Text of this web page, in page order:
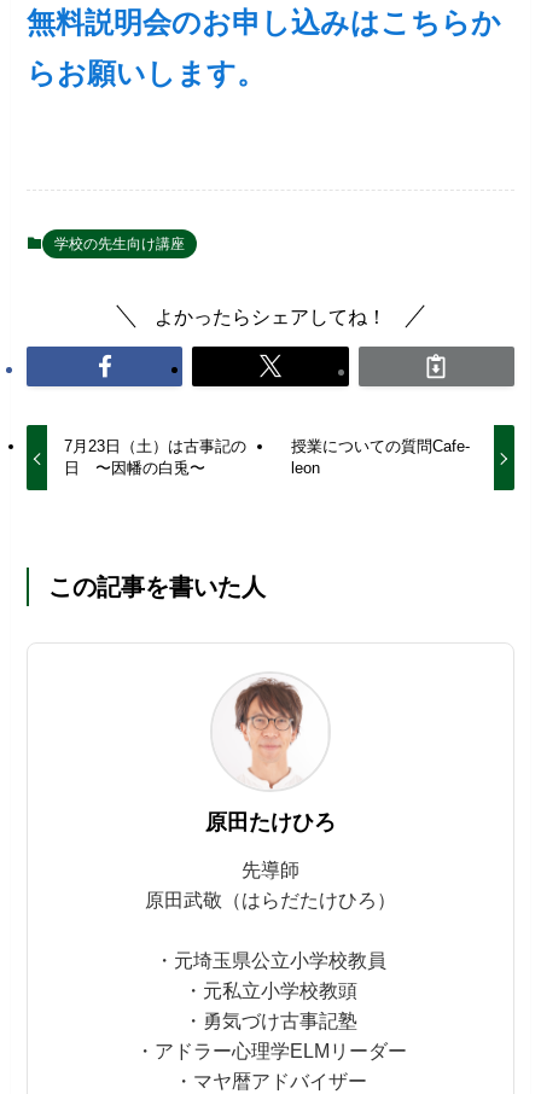
無料説明会のお申し込みはこちらか
らお願いします。
学校の先生向け講座
よかったらシェアしてね！
7月23日（土）は古事記の
日 〜因幡の白兎〜
授業についての質問Cafe-
leon
この記事を書いた人
原田たけひろ
先導師
原田武敬（はらだたけひろ）
・元埼玉県公立小学校教員
・元私立小学校教頭
・勇気づけ古事記塾
・アドラー心理学ELMリーダー
・マヤ暦アドバイザー